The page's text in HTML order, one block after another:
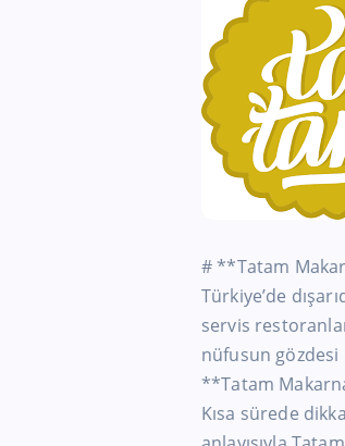
# **Tatam
Türkiye’de
servis
nüfusun gözdesi
**Tatam
Kısa sürede